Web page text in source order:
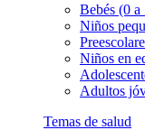
Bebés (0 a
Niños
Niños en
Adultos
Temas de salud